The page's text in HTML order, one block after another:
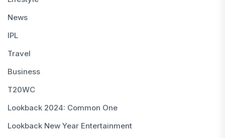
News
IPL
Travel
Business
T20WC
Lookback 2024: Common One
Lookback New Year Entertainment